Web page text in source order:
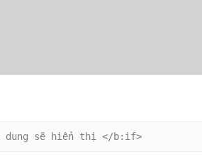
dung sẽ hiển thị </b:if>